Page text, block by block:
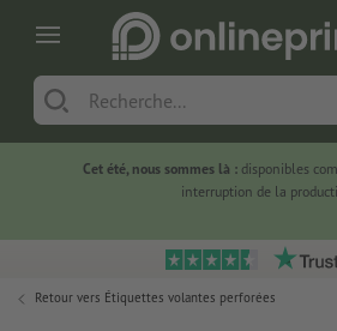
Cet été, nous sommes là :disponibles
interruption de la
Retour vers Étiquettes volantes perforées